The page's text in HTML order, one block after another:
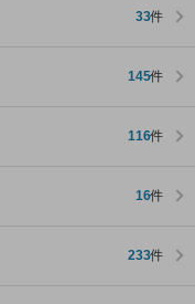
33件
145件
116件
16件
233件